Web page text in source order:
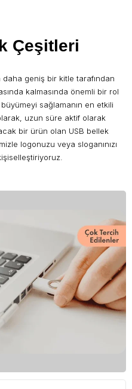
Çeşitleri
daha geniş bir kitle tarafından
kalmasında önemli bir rol
sağlamanın en etkili
uzun süre aktif olarak
bir ürün olan USB bellek
logonuzu veya sloganınızı